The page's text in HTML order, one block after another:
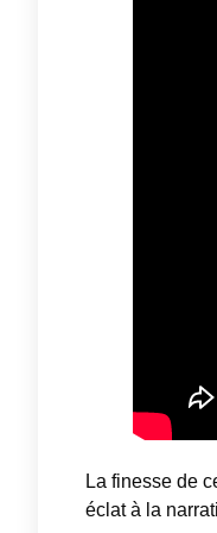
La finesse de
éclat à la